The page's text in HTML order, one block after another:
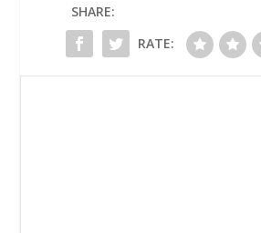
SHARE:
RATE: